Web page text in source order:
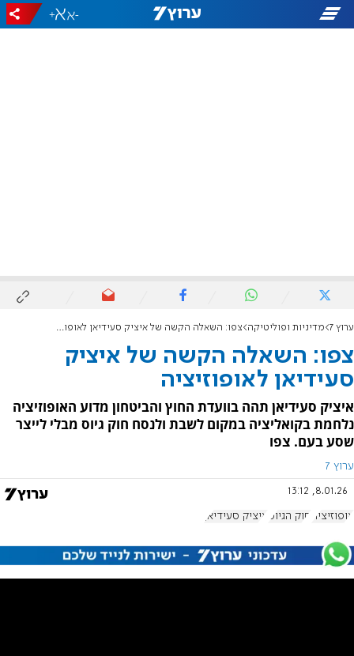
-
+
ערוץ 7 מדיניות ופוליטיקה צפו: השאלה הקשה של איציק סעידיאן לאופוזיציה
צפו: השאלה הקשה של איציק
סעידיאן לאופוזיציה
איציק סעידיאן תהה בוועדת החוץ והביטחון מדוע האופוזיציה
נלחמת בקואליציה במקום לשבת ולנסח חוק גיוס מבלי לייצר
שסע בעם. צפו
ערוץ 7
8.01.26, 13:12
אופוזיציה חוק הגיוס איציק סעידיאן